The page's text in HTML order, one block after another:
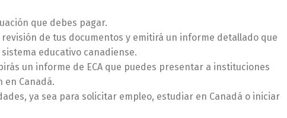
que debes pagar.
de tus documentos y emitirá un informe detallado que
educativo canadiense.
un informe de ECA que puedes presentar a instituciones
en Canadá.
ya sea para solicitar empleo, estudiar en Canadá o iniciar